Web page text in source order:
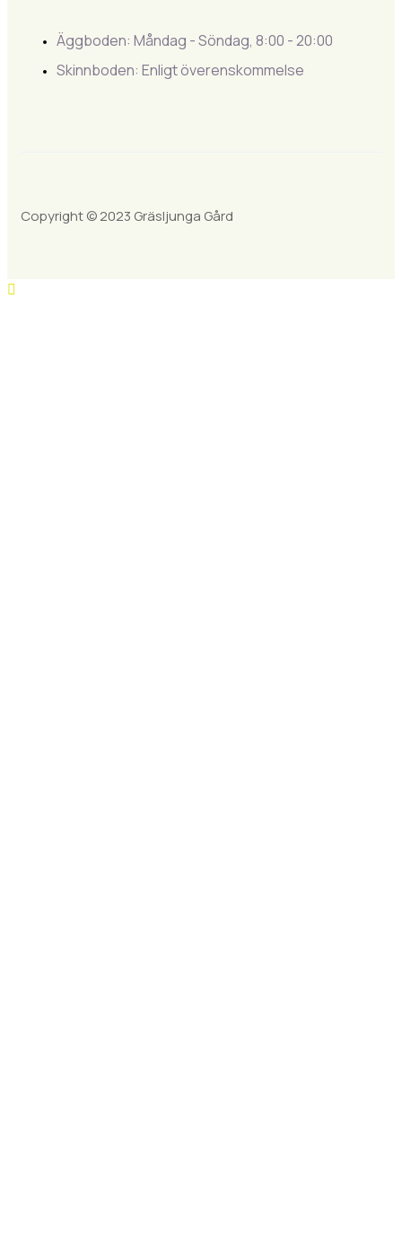
Äggboden: Måndag - Söndag, 8:00 - 20:00
Skinnboden: Enligt överenskommelse
Copyright © 2023 Gräsljunga Gård